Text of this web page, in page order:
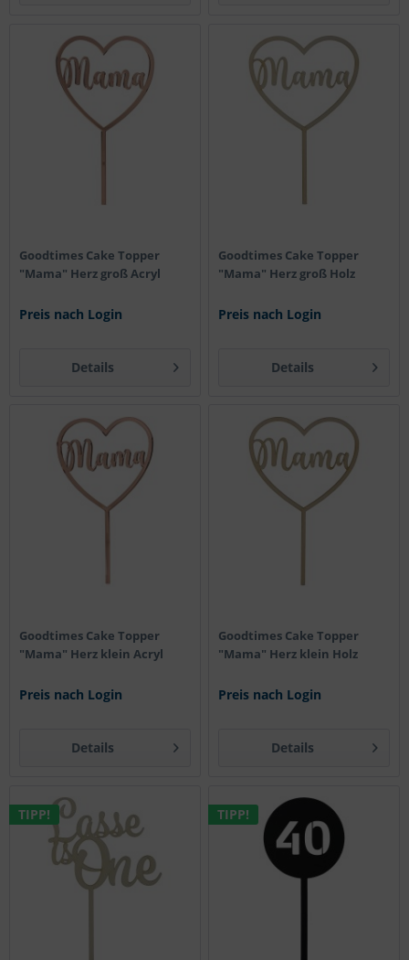
Goodtimes Cake Topper
"Mama" Herz groß Acryl
Preis nach Login
Details
Goodtimes Cake Topper
"Mama" Herz groß Holz
Preis nach Login
Details
Goodtimes Cake Topper
"Mama" Herz klein Acryl
Preis nach Login
Details
Goodtimes Cake Topper
"Mama" Herz klein Holz
Preis nach Login
Details
TIPP! TIPP!